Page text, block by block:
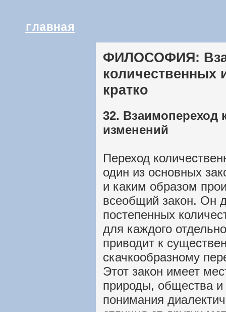
главная
ФИЛОСОФИЯ:
количественных
кратко
32. Взаимопереход
изменений
Переход
один из основных
и каким образом
всеобщий закон. Он
постепенных
для каждого
приводит к
скачкообразному
Этот закон имеет
природы, общества
понимания